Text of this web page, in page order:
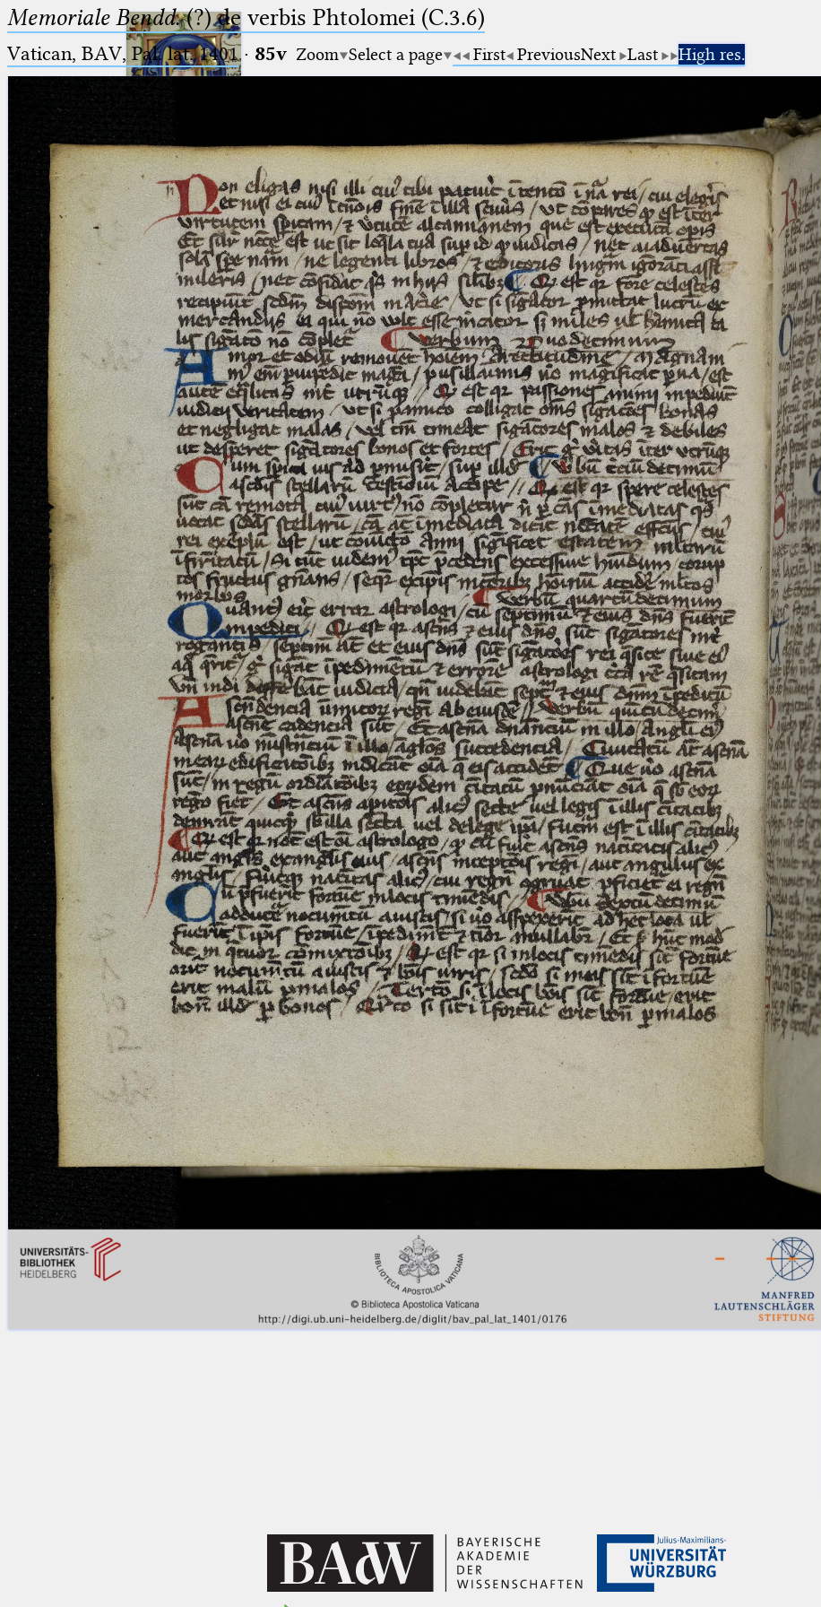
Ptolemaeus
Arabus et Latinus
_
(the underscore) is the placeholder
for exactly one character.
(the percent sign) is the
placeholder for no, one or more
than one character.
%% (two percent signs) is the
placeholder for no, one or more
than one character, but not for
blank space (so that a search ends
at word boundaries).
🔎︎
Start
Project
Team
News
Jobs
Publications
Conference
Arabic Works
Arabic Manuscripts
Latin Works
Latin Manuscripts
Latin Early Prints
Images
Texts
betaGlossary
Resources
Licenses · FAQ·Contact·
Impressum ·Privacy· 2013
Print 🖨
Memoriale Bendd.(?) de verbis Phtolomei (C.3.6)
Vatican, BAV, Pal. lat. 1401· 85v Zoom Select a page First PreviousNext Last
High res.